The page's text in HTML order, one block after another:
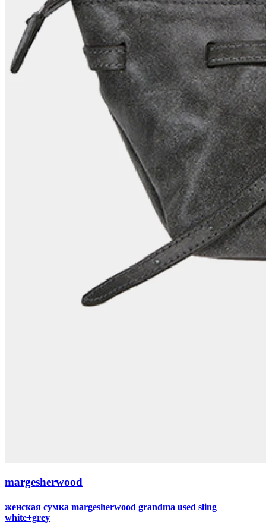
margesherwood
женская сумка margesherwood grandma used sling
white+grey